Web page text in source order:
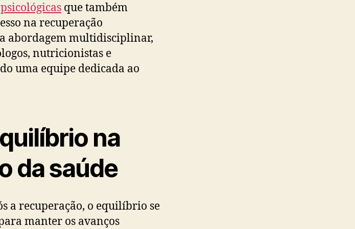
psicológicas que também
na recuperação
abordagem multidisciplinar,
nutricionistas e
uma equipe dedicada ao
na
da saúde
a recuperação, o equilíbrio se
manter os avanços